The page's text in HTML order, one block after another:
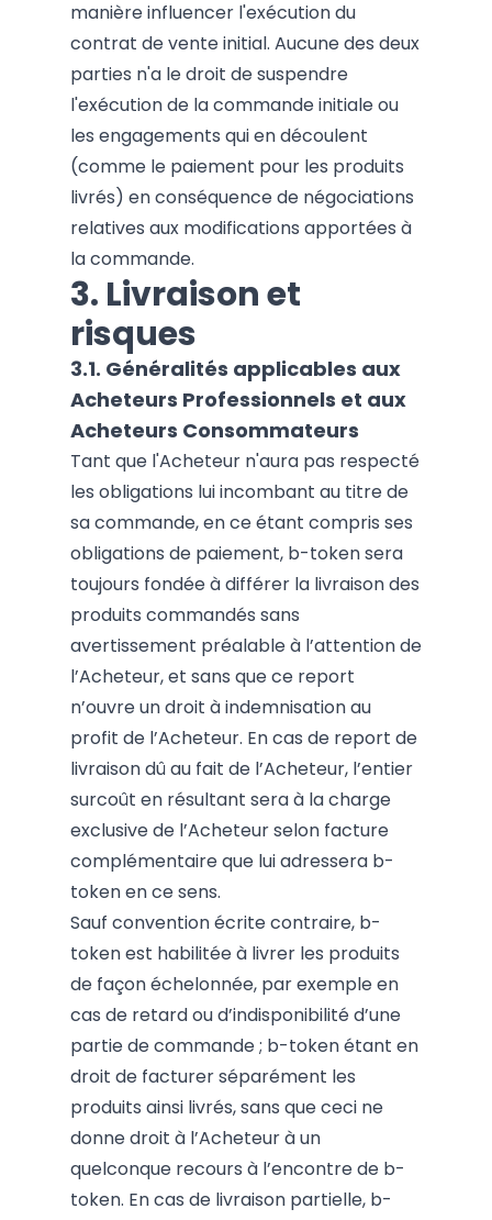
manière influencer l'exécution du
contrat de vente initial. Aucune des deux
parties n'a le droit de suspendre
l'exécution de la commande initiale ou
les engagements qui en découlent
(comme le paiement pour les produits
livrés) en conséquence de négociations
relatives aux modifications apportées à
la commande.
3. Livraison et
risques
3.1. Généralités applicables aux
Acheteurs Professionnels et aux
Acheteurs Consommateurs
Tant que l'Acheteur n'aura pas respecté
les obligations lui incombant au titre de
sa commande, en ce étant compris ses
obligations de paiement, b-token sera
toujours fondée à différer la livraison des
produits commandés sans
avertissement préalable à l’attention de
l’Acheteur, et sans que ce report
n’ouvre un droit à indemnisation au
profit de l’Acheteur. En cas de report de
livraison dû au fait de l’Acheteur, l’entier
surcoût en résultant sera à la charge
exclusive de l’Acheteur selon facture
complémentaire que lui adressera b-
token en ce sens.
Sauf convention écrite contraire, b-
token est habilitée à livrer les produits
de façon échelonnée, par exemple en
cas de retard ou d’indisponibilité d’une
partie de commande ; b-token étant en
droit de facturer séparément les
produits ainsi livrés, sans que ceci ne
donne droit à l’Acheteur à un
quelconque recours à l’encontre de b-
token. En cas de livraison partielle, b-